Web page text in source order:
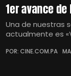
1er avance
Una de nuestras
actualmente es
POR: CINE.COM.PA